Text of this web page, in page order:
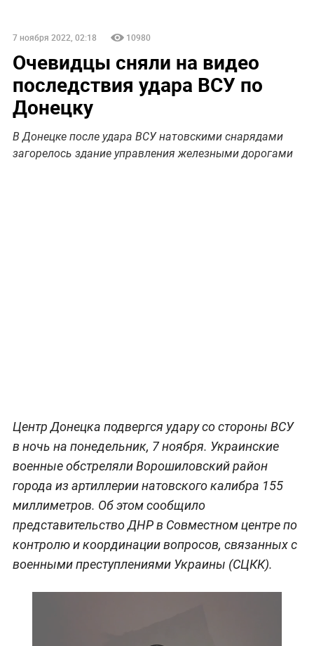
7 ноября 2022, 02:18 10980
Очевидцы сняли на видео
последствия удара ВСУ по
Донецку
В Донецке после удара ВСУ натовскими снарядами
загорелось здание управления железными дорогами
Центр Донецка подвергся удару со стороны ВСУ
в ночь на понедельник, 7 ноября. Украинские
военные обстреляли Ворошиловский район
города из артиллерии натовского калибра 155
миллиметров. Об этом сообщило
представительство ДНР в Совместном центре по
контролю и координации вопросов, связанных с
военными преступлениями Украины (СЦКК).